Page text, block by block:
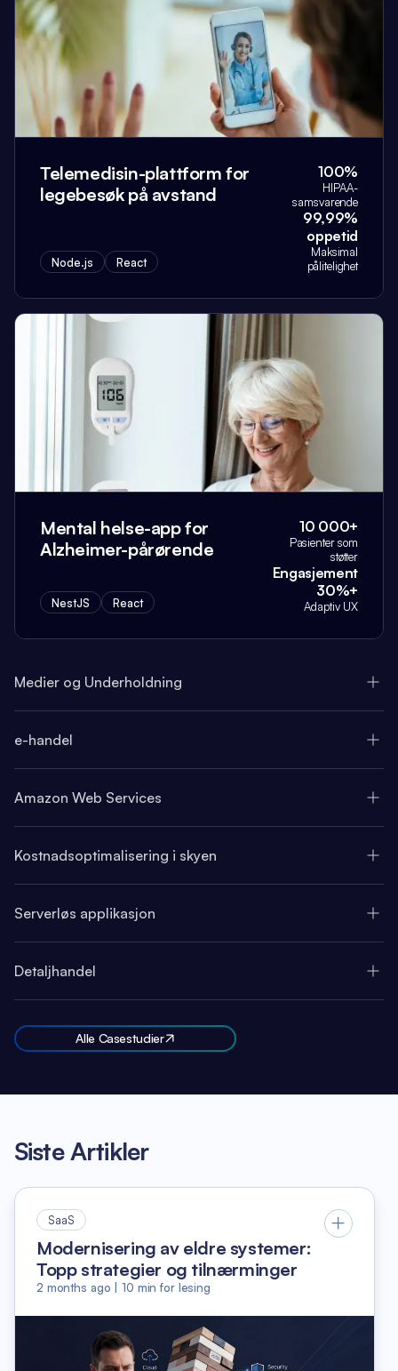
Telemedisin-plattform for
legebesøk på avstand
Node.js React
100%
HIPAA-
samsvarende
99,99%
oppetid
Maksimal
pålitelighet
Mental helse-app for
Alzheimer-pårørende
NestJS React
10 000+
Pasienter som
støtter
Engasjement
30%+
Adaptiv UX
Medier og Underholdning
e-handel
Amazon Web Services
Kostnadsoptimalisering i skyen
Serverløs applikasjon
Detaljhandel
Alle Casestudier
Siste Artikler
SaaS
Modernisering av eldre systemer:
Topp strategier og tilnærminger
2 months ago |10 min for lesing